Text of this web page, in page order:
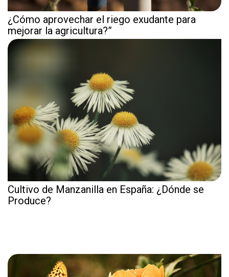
¿Cómo aprovechar el riego exudante para
mejorar la agricultura?”
Cultivo de Manzanilla en España: ¿Dónde se
Produce?